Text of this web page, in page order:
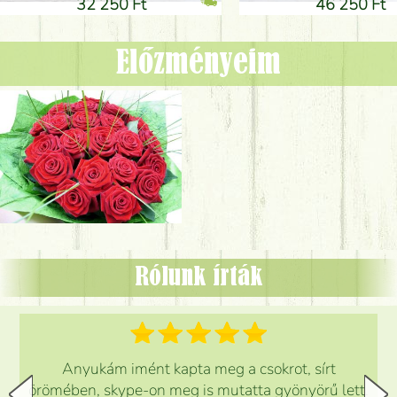
32 250 Ft
46 250 Ft
Előzményeim
Rólunk írták
Anyukám imént kapta meg a csokrot, sírt
örömében, skype-on meg is mutatta gyönyörű lett.